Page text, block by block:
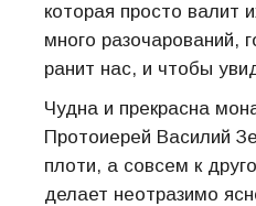
которая просто валит
много разочарований,
ранит нас, и чтобы
Чудна и прекрасна
Протоиерей Василий
плоти, а совсем к
делает неотразимо